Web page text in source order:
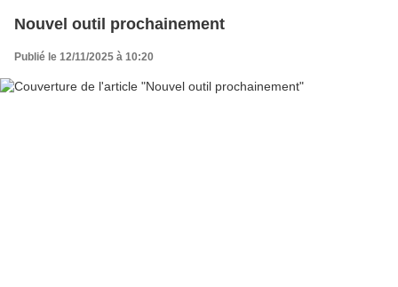
Nouvel outil prochainement
Publié le 12/11/2025 à 10:20